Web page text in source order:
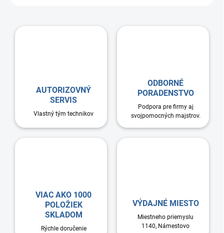
AUTORIZOVNÝ
SERVIS
Vlastný tým technikov
ODBORNÉ
PORADENSTVO
Podpora pre firmy aj
svojpomocných majstrov.
VIAC AKO 1000
POLOŽIEK
SKLADOM
Rýchle doručenie
VÝDAJNÉ MIESTO
Miestneho priemyslu
1140, Námestovo